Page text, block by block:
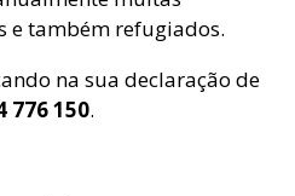
e também refugiados.
na sua declaração de
776 150.